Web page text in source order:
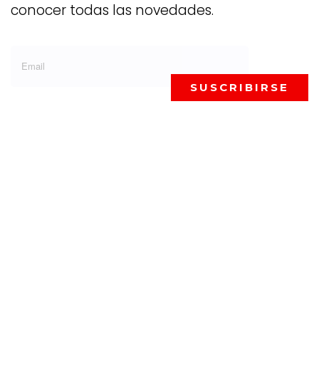
conocer todas las novedades.
SUSCRIBIRSE